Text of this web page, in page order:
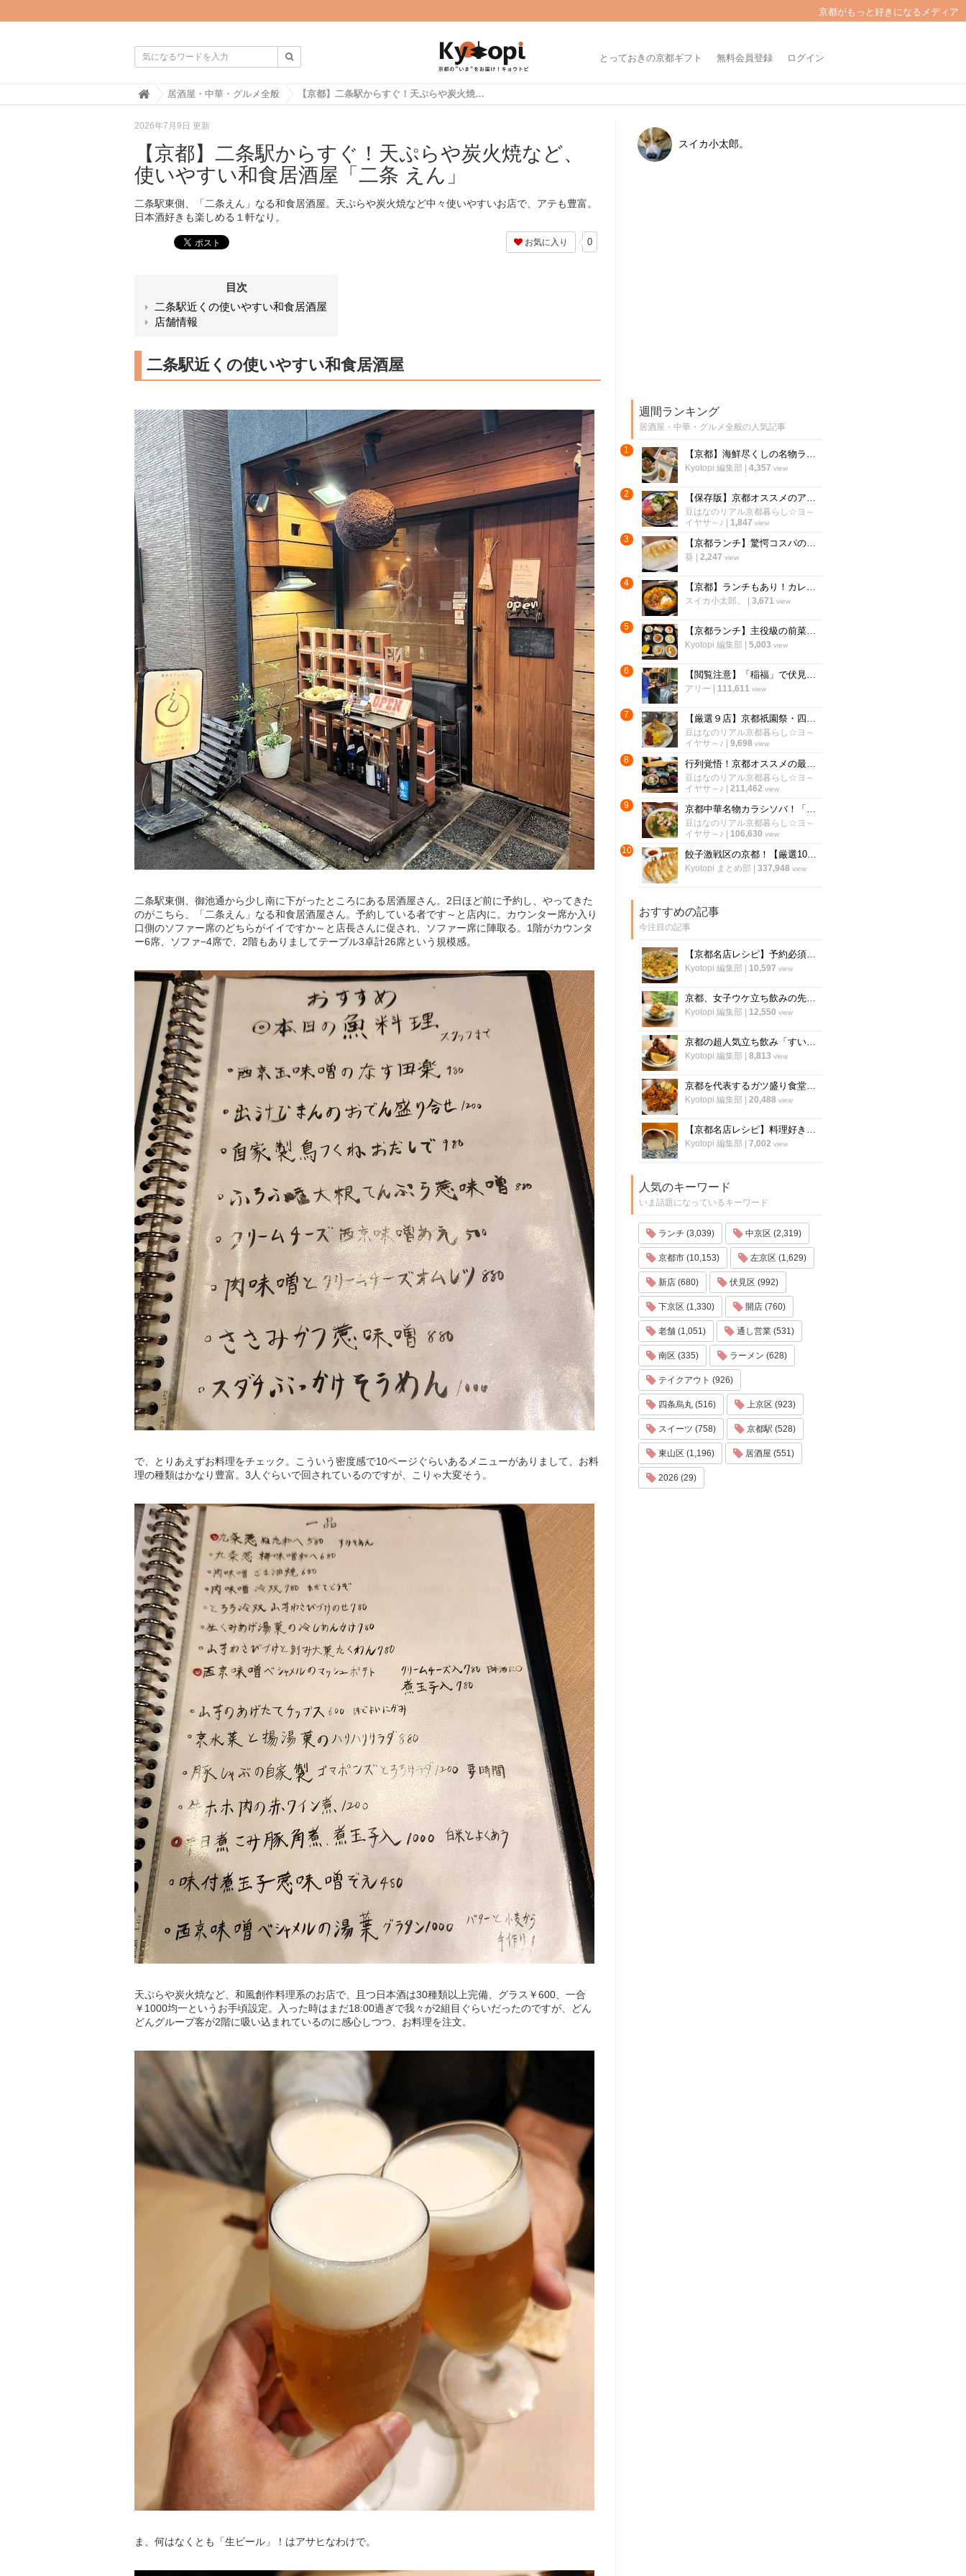
京都がもっと好きになるメディア
とっておきの京都ギフト 無料会員登録 ログイン
H
e
居酒屋・中華・グルメ全般 【京都】二条駅からすぐ！天ぷらや炭火焼など、使いやすい和食居酒屋「二条 えん」
2026年7月9日 更新
【京都】二条駅からすぐ！天ぷらや炭火焼など、
使いやすい和食居酒屋「二条 えん」
二条駅東側、「二条えん」なる和食居酒屋。天ぷらや炭火焼など中々使いやすいお店で、アテも豊富。
日本酒好きも楽しめる１軒なり。
お気に入り 0
目次
二条駅近くの使いやすい和食居酒屋
店舗情報
二条駅近くの使いやすい和食居酒屋
二条駅東側、御池通から少し南に下がったところにある居酒屋さん。2日ほど前に予約し、やってきた
のがこちら、「二条えん」なる和食居酒屋さん。予約している者です～と店内に。カウンター席か入り
口側のソファー席のどちらがイイですか～と店長さんに促され、ソファー席に陣取る。1階がカウンタ
ー6席、ソファ−4席で、2階もありましてテーブル3卓計26席という規模感。
で、とりあえずお料理をチェック。こういう密度感で10ページぐらいあるメニューがありまして、お料
理の種類はかなり豊富。3人ぐらいで回されているのですが、こりゃ大変そう。
天ぷらや炭火焼など、和風創作料理系のお店で、且つ日本酒は30種類以上完備、グラス￥600、一合
￥1000均一というお手頃設定。入った時はまだ18:00過ぎで我々が2組目ぐらいだったのですが、どん
どんグループ客が2階に吸い込まれているのに感心しつつ、お料理を注文。
ま、何はなくとも「生ビール」！はアサヒなわけで。
スイカ小太郎。
週間ランキング
居酒屋・中華・グルメ全般の人気記事
1 【京都】海鮮尽くしの名物ランチ2000円！烏丸の人気海鮮居酒屋が営業再開「雑魚や」
Kyotopi 編集部 4,357 view
2 【保存版】京都オススメのアジアン食材店！ガチ中華～スパイスカレーインド料理まで【厳選５店】
豆はなのリアル京都暮らし☆ヨ～
イヤサ～♪
1,847 view
3 【京都ランチ】驚愕コスパの羽つき餃子定食！960円でカレーやご飯が食べ放題
葵 2,247 view
4 【京都】ランチもあり！カレーやスパイスが効いたアテ、九州料理が揃う「aoBaru」
スイカ小太郎。 3,671 view
5 【京都ランチ】主役級の前菜＋選べるメインで2800円〜 評判の新店中国料理「春花秋実」
Kyotopi 編集部 5,003 view
6 【閲覧注意】「稲福」で伏見稲荷名物のすずめの丸焼きを食べてきた！【名物】
アリー 111,611 view
7 【厳選９店】京都祇園祭・四条烏丸界隈のオススメ朝食☆老舗喫茶～おばんざい～野菜ビュッフェ
豆はなのリアル京都暮らし☆ヨ～
イヤサ～♪
9,698 view
8 行列覚悟！京都オススメの最強コスパで有名なランチ「厳選６店舗」【保存版】
豆はなのリアル京都暮らし☆ヨ～
イヤサ～♪
211,462 view
9 京都中華名物カラシソバ！「厳選５店」病みつきになる老舗の味【徹底比較】
豆はなのリアル京都暮らし☆ヨ～
イヤサ～♪
106,630 view
10 餃子激戦区の京都！【厳選10軒】美味しい餃子を食べるならココ！
Kyotopi まとめ部 337,948 view
おすすめの記事
今注目の記事
【京都名店レシピ】予約必須店「秋華」直伝 、パラパラ鮭のチャーハン！超簡単！
Kyotopi 編集部 10,597 view
京都、女子ウケ立ち飲みの先駆者「すいば」の人気メニュー『ポテトサラダ』の作り方
Kyotopi 編集部 12,550 view
京都の超人気立ち飲み「すいば」が美味しい『から揚げ』の作り方を伝授！
Kyotopi 編集部 8,813 view
京都を代表するガツ盛り食堂「ハイライト」の名物メニュー”唐揚げ”の作り方
Kyotopi 編集部 20,488 view
【京都名店レシピ】料理好き必見！京名物の鯖寿司を自宅でつくる！「酒房わかば」
Kyotopi 編集部 7,002 view
人気のキーワード
いま話題になっているキーワード
ランチ (3,039) 中京区 (2,319)
京都市 (10,153) 左京区 (1,629)
新店 (680) 伏見区 (992)
下京区 (1,330) 開店 (760)
老舗 (1,051) 通し営業 (531)
南区 (335) ラーメン (628)
テイクアウト (926)
四条烏丸 (516) 上京区 (923)
スイーツ (758) 京都駅 (528)
東山区 (1,196) 居酒屋 (551)
2026 (29)